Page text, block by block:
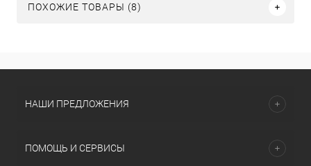
ПОХОЖИЕ ТОВАРЫ (8)
НАШИ ПРЕДЛОЖЕНИЯ
ПОМОЩЬ И СЕРВИСЫ